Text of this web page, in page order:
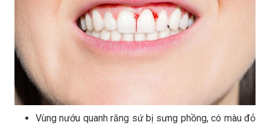
Vùng nướu quanh răng sứ bị sưng phồng, có màu đỏ